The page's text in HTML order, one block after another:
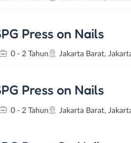
Press on Nails
0 - 2 Tahun Jakarta Barat,
Press on Nails
0 - 2 Tahun Jakarta Barat,